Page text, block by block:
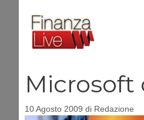
contenuto
Microsoft
10 Agosto 2009 di Redazione